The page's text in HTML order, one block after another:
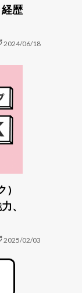
歴
2024/06/18
、
2025/02/03